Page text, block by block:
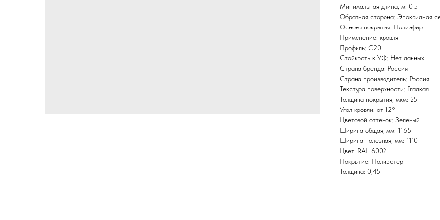
Минимальная длина, м: 0.5
Обратная сторона: Эпоксидная
Основа покрытия: Полиэфир
Применение: кровля
Профиль: С20
Стойкость к УФ: Нет данных
Страна бренда: Россия
Страна производитель: Россия
Текстура поверхности: Гладкая
Толщина покрытия, мкм: 25
Угол кровли: от 12°
Цветовой оттенок: Зеленый
Ширина общая, мм: 1165
Ширина полезная, мм: 1110
Цвет: RAL 6002
Покрытие: Полиэстер
Толщина: 0,45